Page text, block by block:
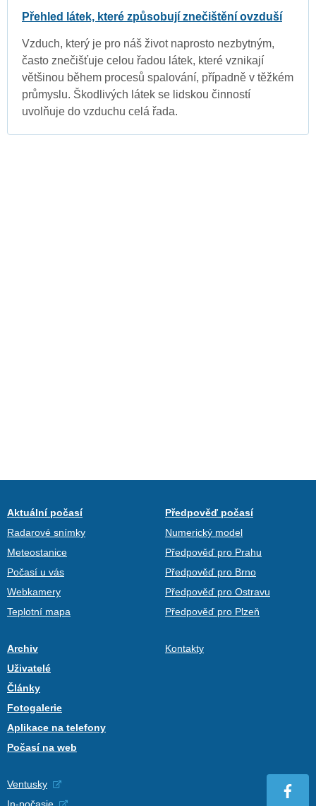
Přehled látek, které způsobují znečištění ovzduší
Vzduch, který je pro náš život naprosto nezbytným,
často znečišťuje celou řadou látek, které vznikají
většinou během procesů spalování, případně v těžkém
průmyslu. Škodlivých látek se lidskou činností
uvolňuje do vzduchu celá řada.
Aktuální počasí
Radarové snímky
Meteostanice
Počasí u vás
Webkamery
Teplotní mapa
Předpověď počasí
Numerický model
Předpověď pro Prahu
Předpověď pro Brno
Předpověď pro Ostravu
Předpověď pro Plzeň
Archiv
Uživatelé
Články
Fotogalerie
Aplikace na telefony
Počasí na web
Kontakty
Ventusky